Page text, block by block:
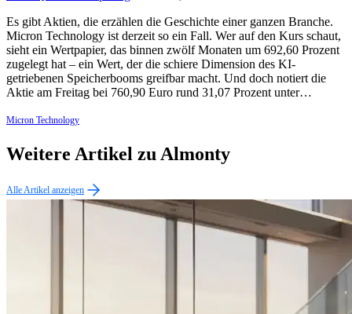
Es gibt Aktien, die erzählen die Geschichte einer ganzen Branche.
Micron Technology ist derzeit so ein Fall. Wer auf den Kurs schaut,
sieht ein Wertpapier, das binnen zwölf Monaten um 692,60 Prozent
zugelegt hat – ein Wert, der die schiere Dimension des KI-
getriebenen Speicherbooms greifbar macht. Und doch notiert die
Aktie am Freitag bei 760,90 Euro rund 31,07 Prozent unter…
Micron Technology
Weitere Artikel zu Almonty
Alle Artikel anzeigen